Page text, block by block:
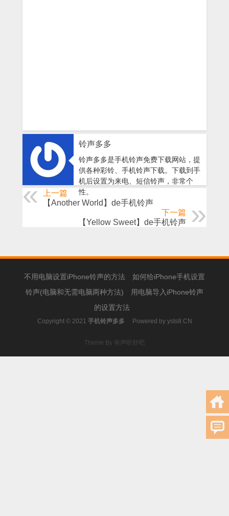
铃声多多
铃声多多是手机铃声免费下载网站，提
供各种彩铃、手机铃声下载。下载到手
机后设置为来电、短信铃声，非常个
性。
上一篇
【Another World】de手机铃声
下一篇
【Yellow Sweet】de手机铃声
不用电脑设置iPhone铃声的方法
如何给iPhone手机设置
铃声(电脑和无需电脑两种方法)
用电脑导入iPhone铃声
的设置方法
Copyright © 2021 手机铃声多多 Powered by ysts8.CN
Theme By 有声听舒吧